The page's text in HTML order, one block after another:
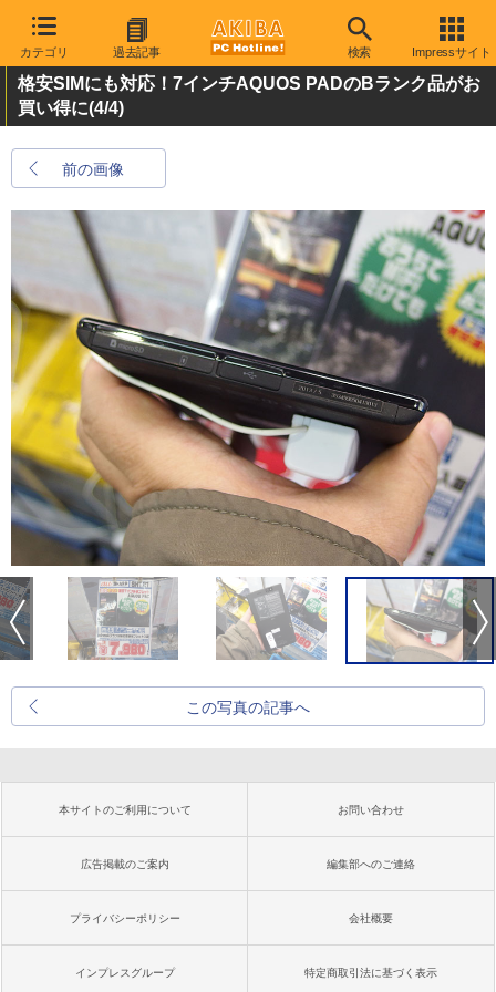
カテゴリ 過去記事 検索 Impressサイト
格安SIMにも対応！7インチAQUOS PADのBランク品がお
買い得に(4/4)
前の画像
この写真の記事へ
本サイトのご利用について お問い合わせ
広告掲載のご案内 編集部へのご連絡
プライバシーポリシー 会社概要
インプレスグループ 特定商取引法に基づく表示